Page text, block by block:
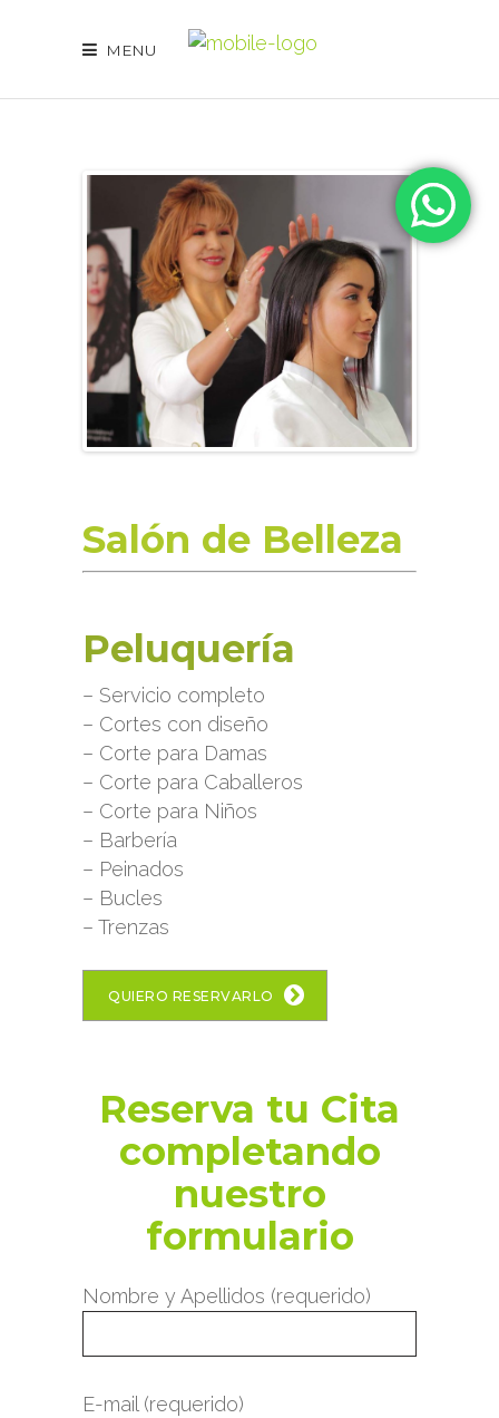
MENU
alias="salondebelleza"]
Salón de Belleza
Peluquería
– Servicio completo
– Cortes con diseño
– Corte para Damas
– Corte para Caballeros
– Corte para Niños
– Barbería
– Peinados
– Bucles
– Trenzas
QUIERO RESERVARLO
Reserva tu Cita
completando
nuestro
formulario
Nombre y Apellidos (requerido)
E-mail (requerido)